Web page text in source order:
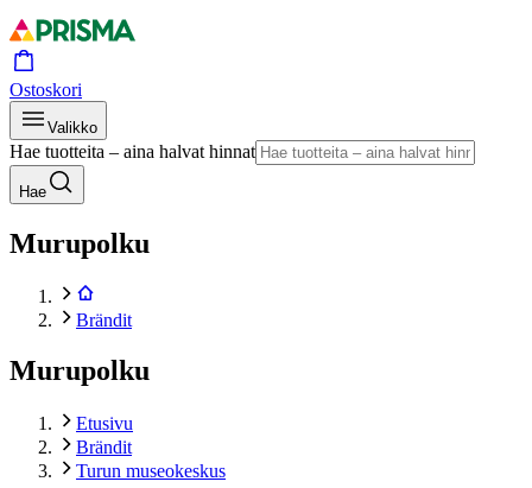
Ostoskori
Valikko
Hae tuotteita – aina halvat hinnat
Hae
Murupolku
Brändit
Murupolku
Etusivu
Brändit
Turun museokeskus